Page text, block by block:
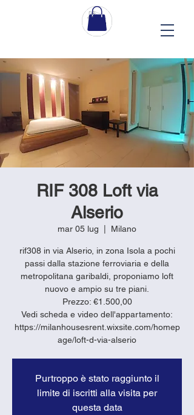
RIF 308 Loft via
Alserio
mar 05 lug Milano
rif308 in via Alserio, in zona Isola a pochi
passi dalla stazione ferroviaria e della
metropolitana garibaldi, proponiamo loft
nuovo e ampio su tre piani.
Prezzo: €1.500,00
Vedi scheda e video dell'appartamento:
https://milanhousesrent.wixsite.com/homep
age/loft-d-via-alserio
Purtroppo è stato raggiunto il
limite di iscritti alla visita per
questa data